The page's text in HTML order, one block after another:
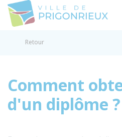
Retour
Comment
d'un diplôme ?